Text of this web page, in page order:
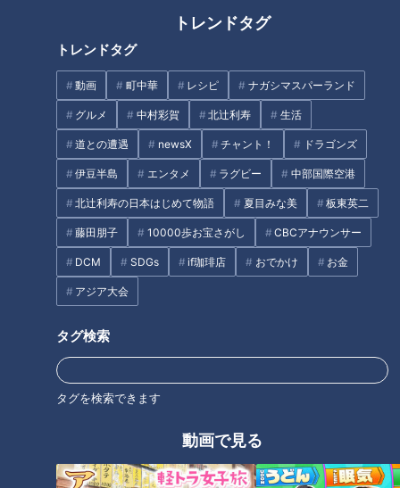
トレンドタグ
トレンドタグ
動画 町中華 レシピ ナガシマスパーランド
グルメ 中村彩賀 北辻利寿 生活
道との遭遇 newsX チャント！ ドラゴンズ
伊豆半島 エンタメ ラグビー 中部国際空港
北辻利寿の日本はじめて物語 夏目みな美 板東英二
藤田朋子 10000歩お宝さがし CBCアナウンサー
DCM SDGs if珈琲店 おでかけ お金
アジア大会
タグ検索
タグを検索できます
動画で見る
1 長ねぎは4cm長さに切り、片面に5mm間隔の切り目を入れ
2 みりん、しょうゆ、酒を混ぜ、照り焼きだれを作る。
3 鶏肉は余分な皮と筋を除き、一口大のそぎ切りにする。小
麦粉を薄くまぶして余分な粉を落とす。
4 フライパンに油大さじ2を熱して3の皮目を下にして並べ、
あいたところに長ねぎを入れて2分ほど焼き、焼き色がついた
ら返して30秒ほど焼く。
5 ペーパータオルで余分な油をふきとり、2を加えて強火に
し、フライパンを揺すって照り焼きだれをからめる。泡が大き
くなってとろみがついてきたら火を止める。
6 器に盛り、好みで粉山椒をふる。